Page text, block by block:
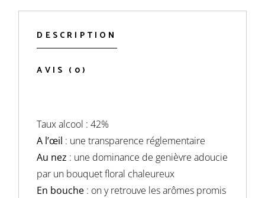
DESCRIPTION
AVIS (0)
Taux alcool : 42%
A l’œil : une transparence réglementaire
Au nez : une dominance de genièvre adoucie
par un bouquet floral chaleureux
En bouche : on y retrouve les arômes promis